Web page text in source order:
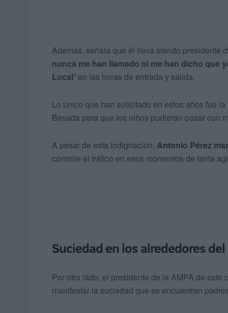
Además, señala que él lleva siendo presidente
nunca me han llamado ni me han dicho que
Local” en las horas de entrada y salida.
Lo único que han solicitado en estos años fue
Besada para que los niños pudieran pasar con
A pesar de esta indignación, Antonio Pérez
controle el tráfico en esos momentos de tanta
Suciedad en los alrededores del
Por otro lado, el presidente de la AMPA de
manifestar la suciedad que se encuentran